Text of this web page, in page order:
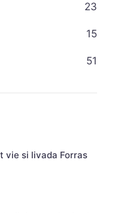
23
15
51
vie si livada Forras